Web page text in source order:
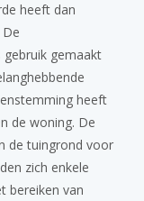
heeft dan
gemaakt
heeft
de woning. De
de tuingrond voor
zich enkele
bereiken van